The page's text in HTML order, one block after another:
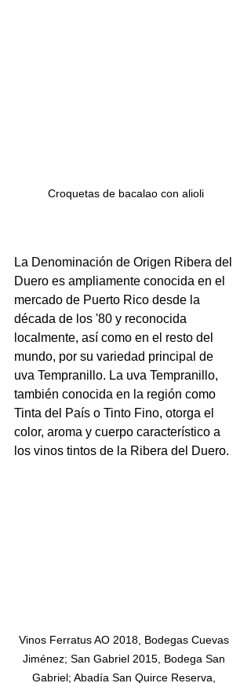
Croquetas de bacalao con alioli
La Denominación de Origen Ribera del
Duero es ampliamente conocida en el
mercado de Puerto Rico desde la
década de los '80 y reconocida
localmente, así como en el resto del
mundo, por su variedad principal de
uva Tempranillo. La uva Tempranillo,
también conocida en la región como
Tinta del País o Tinto Fino, otorga el
color, aroma y cuerpo característico a
los vinos tintos de la Ribera del Duero.
Vinos Ferratus AO 2018, Bodegas Cuevas
Jiménez; San Gabriel 2015, Bodega San
Gabriel; Abadía San Quirce Reserva,